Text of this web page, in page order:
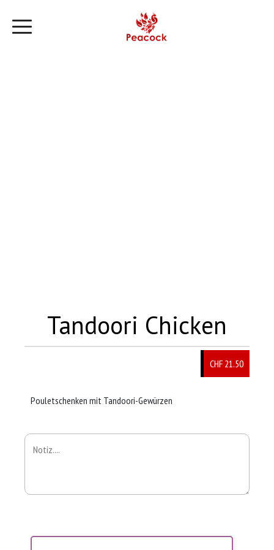
Tandoori Chicken
CHF 21.50
Pouletschenken mit Tandoori-Gewürzen